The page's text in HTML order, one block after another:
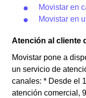
Movistar en
Movistar en
Atención al cliente
Movistar pone a
un servicio de
canales: * Desde el
atención comercial,